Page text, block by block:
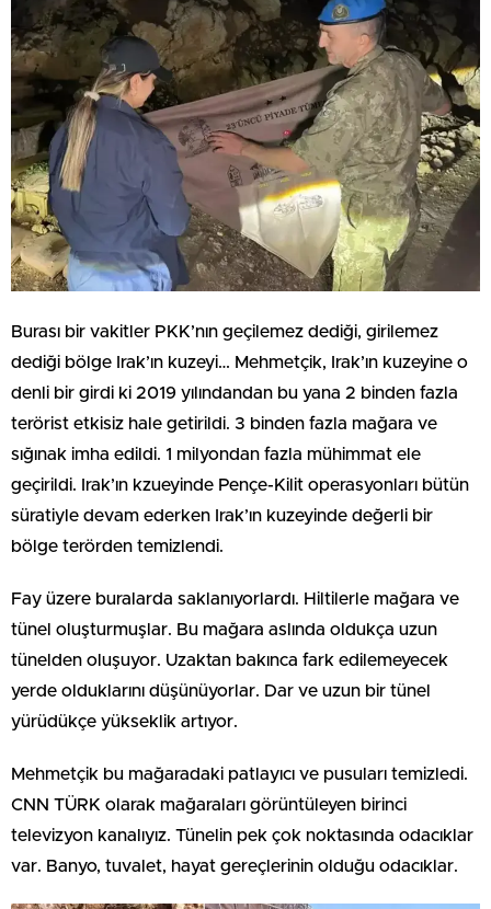
Burası bir vakitler PKK’nın geçilemez dediği, girilemez
dediği bölge Irak’ın kuzeyi… Mehmetçik, Irak’ın kuzeyine o
denli bir girdi ki 2019 yılındandan bu yana 2 binden fazla
terörist etkisiz hale getirildi. 3 binden fazla mağara ve
sığınak imha edildi. 1 milyondan fazla mühimmat ele
geçirildi. Irak’ın kzueyinde Pençe-Kilit operasyonları bütün
süratiyle devam ederken Irak’ın kuzeyinde değerli bir
bölge terörden temizlendi.
Fay üzere buralarda saklanıyorlardı. Hiltilerle mağara ve
tünel oluşturmuşlar. Bu mağara aslında oldukça uzun
tünelden oluşuyor. Uzaktan bakınca fark edilemeyecek
yerde olduklarını düşünüyorlar. Dar ve uzun bir tünel
yürüdükçe yükseklik artıyor.
Mehmetçik bu mağaradaki patlayıcı ve pusuları temizledi.
CNN TÜRK olarak mağaraları görüntüleyen birinci
televizyon kanalıyız. Tünelin pek çok noktasında odacıklar
var. Banyo, tuvalet, hayat gereçlerinin olduğu odacıklar.